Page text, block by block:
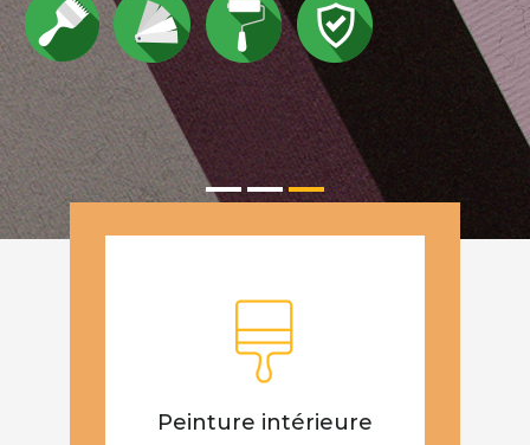
Peinture intérieure